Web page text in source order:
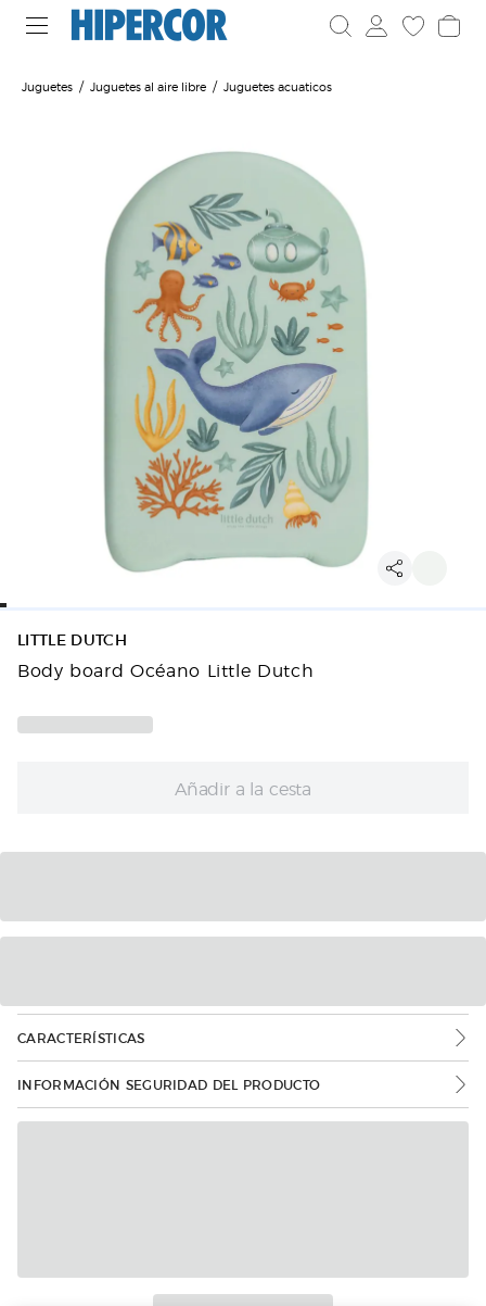
Juguetes Juguetes al aire libre Juguetes acuaticos
LITTLE DUTCH
Body board Océano Little Dutch
Añadir a la cesta
CARACTERÍSTICAS
INFORMACIÓN SEGURIDAD DEL PRODUCTO